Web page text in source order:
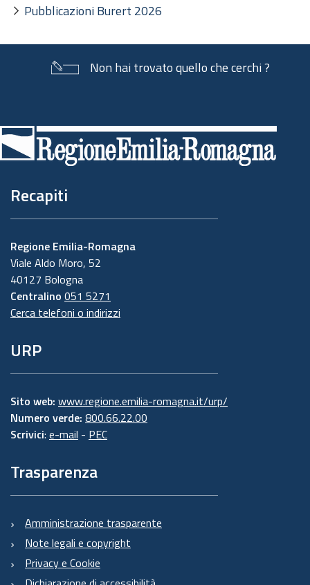
Pubblicazioni Burert 2026
Non hai trovato quello che cerchi ?
di
pagina
Recapiti
Regione Emilia-Romagna
Viale Aldo Moro, 52
40127 Bologna
Centralino 051 5271
Cerca telefoni o indirizzi
URP
Sito web: www.regione.emilia-romagna.it/urp/
Numero verde: 800.66.22.00
Scrivici: e-mail - PEC
Trasparenza
Amministrazione trasparente
Note legali e copyright
Privacy e Cookie